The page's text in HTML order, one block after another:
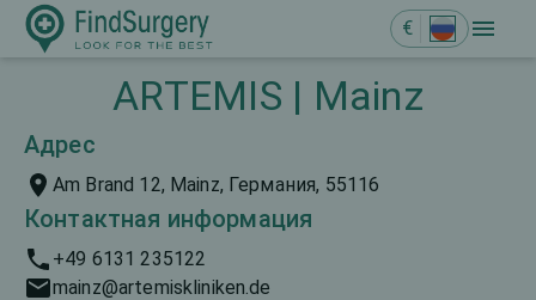
€
ARTEMIS | Mainz
Адрес
Am Brand 12, Mainz, Германия, 55116
Контактная информация
+49 6131 235122
mainz@artemiskliniken.de